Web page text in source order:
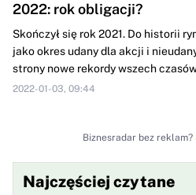
2022: rok obligacji?
Skończył się rok 2021. Do historii
jako okres udany dla akcji i
strony nowe rekordy wszech
2022-01-03, 09:44
Biznesradar bez reklam?
Najczęściej czytane